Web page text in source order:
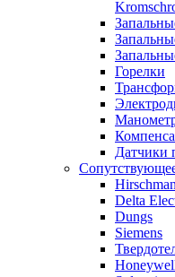
Горелки
Датчики
Delta
Dungs
Siemens